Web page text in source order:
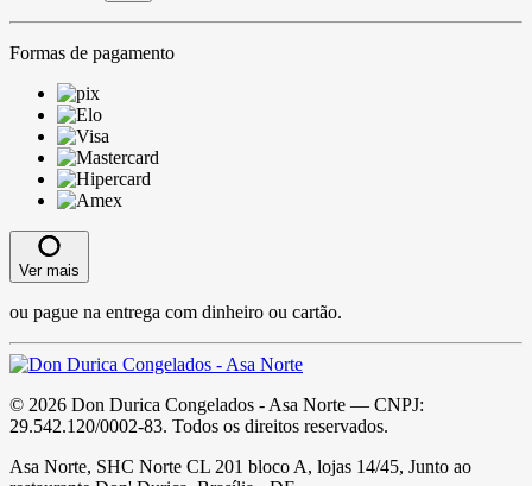
Formas de pagamento
Ver mais
ou pague na entrega com dinheiro ou cartão.
© 2026 Don Durica Congelados - Asa Norte — CNPJ:
29.542.120/0002-83. Todos os direitos reservados.
Asa Norte, SHC Norte CL 201 bloco A, lojas 14/45, Junto ao